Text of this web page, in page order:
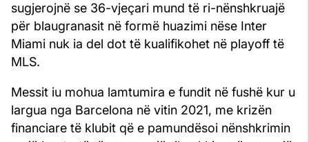
sugjerojnë se 36-vjeçari mund të ri-nënshkruajë
për blaugranasit në formë huazimi nëse Inter
Miami nuk ia del dot të kualifikohet në playoff të
MLS.
Messit iu mohua lamtumira e fundit në fushë kur u
largua nga Barcelona në vitin 2021, me krizën
financiare të klubit që e pamundësoi nënshkrimin